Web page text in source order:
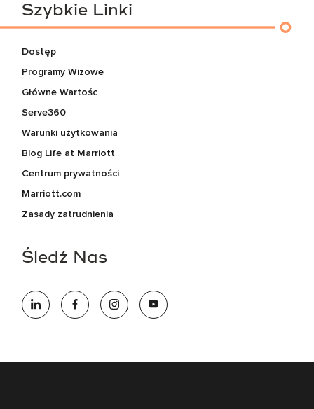
Szybkie Linki
Dostęp
Programy Wizowe
Główne Wartośc
Serve360
Warunki użytkowania
Blog Life at Marriott
Centrum prywatności
Marriott.com
Zasady zatrudnienia
Śledź Nas